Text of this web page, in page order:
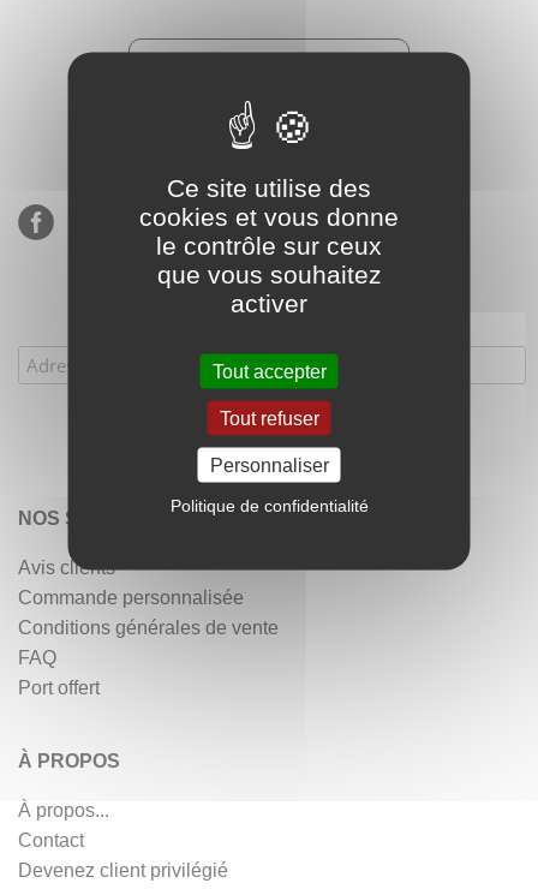
★★★★★
Etsy : 900 ventes, 294 avis
NOS SERVICES
Avis clients
Commande personnalisée
Conditions générales de vente
FAQ
Port offert
À PROPOS
À propos...
Contact
Devenez client privilégié
Ce site utilise des
cookies et vous donne
le contrôle sur ceux
que vous souhaitez
activer
Tout accepter
Tout refuser
Personnaliser
Politique de confidentialité